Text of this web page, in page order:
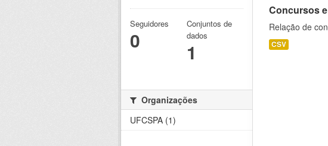
Concursos
Relação de
CSV
Seguidores
0
Conjuntos de
dados
1
Organizações
UFCSPA (1)